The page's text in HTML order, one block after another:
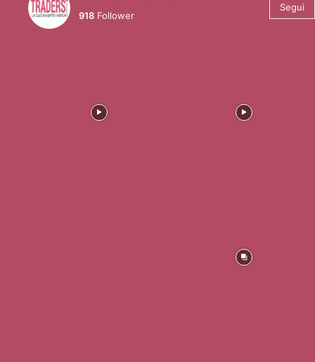
918 Follower
Segui